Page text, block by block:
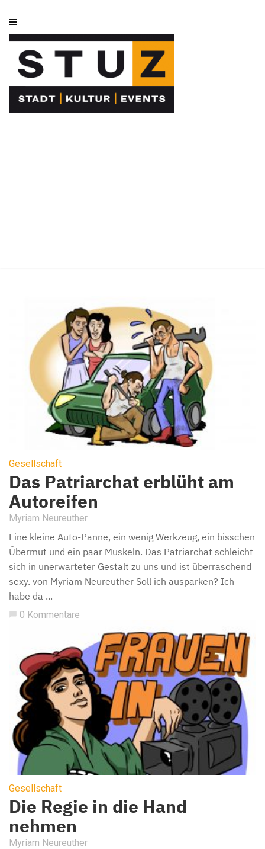
Gesellschaft
Das Patriarchat erblüht am
Autoreifen
Myriam Neureuther
Eine kleine Auto-Panne, ein wenig Werkzeug, ein bisschen
Übermut und ein paar Muskeln. Das Patriarchat schleicht
sich in unerwarteter Gestalt zu uns und ist überraschend
sexy. von Myriam Neureuther Soll ich ausparken? Ich
habe da ...
chat_bubble 0 Kommentare
Gesellschaft
Die Regie in die Hand
nehmen
Myriam Neureuther